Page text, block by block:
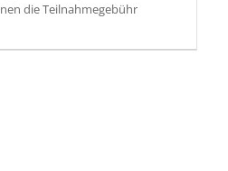
die Teilnahmegebühr